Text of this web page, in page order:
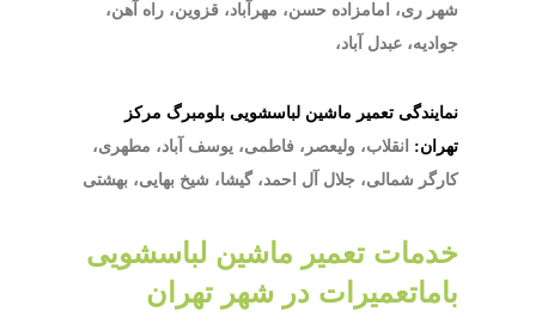
شهر ری، امامزاده حسن، مهرآباد، قزوین، راه آهن،
جوادیه، عبدل آباد،
نمایندگی تعمیر ماشین لباسشویی بلومبرگ مرکز
تهران: انقلاب، ولیعصر، فاطمی، یوسف آباد، مطهری،
کارگر شمالی، جلال آل احمد، گیشا، شیخ بهایی، بهشتی
خدمات تعمیر ماشین لباسشویی
باماتعمیرات در شهر تهران